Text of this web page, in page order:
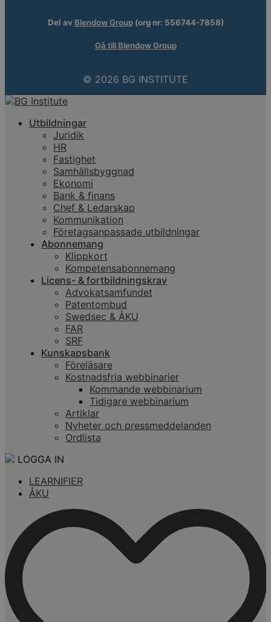
Del av Blendow Group(org nr: 556744-7858)
Gå till Blendow Group
© 2026 BG INSTITUTE
Utbildningar
Juridik
HR
Fastighet
Samhällsbyggnad
Ekonomi
Bank & finans
Chef & Ledarskap
Kommunikation
Företagsanpassade utbildningar
Abonnemang
Klippkort
Kompetensabonnemang
Licens- & fortbildningskrav
Advokatsamfundet
Patentombud
Swedsec & ÅKU
FAR
SRF
Kunskapsbank
Föreläsare
Kostnadsfria webbinarier
Kommande webbinarium
Tidigare webbinarium
Artiklar
Nyheter och pressmeddelanden
Ordlista
LOGGA IN
LEARNIFIER
ÅKU